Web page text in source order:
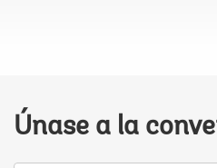
Únase a la